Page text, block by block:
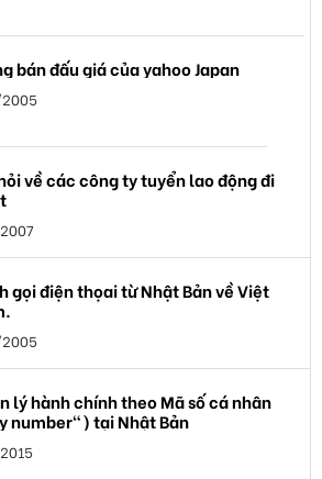
bán đấu giá của yahoo Japan
về các công ty tuyển lao động đi
gọi điện thọai từ Nhật Bản về Việt
lý hành chính theo Mã số cá nhân
number") tại Nhật Bản